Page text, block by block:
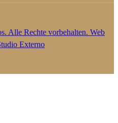
Alle Rechte vorbehalten. Web
Externo